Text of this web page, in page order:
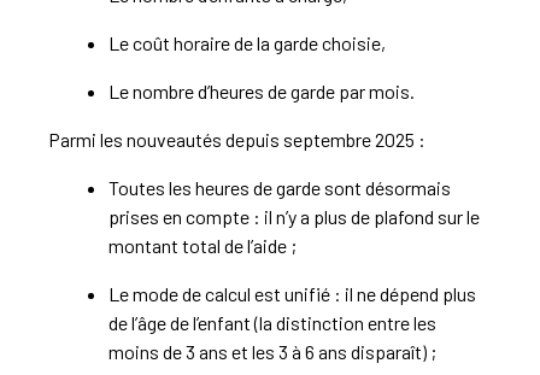
Le coût horaire de la garde choisie,
Le nombre d’heures de garde par mois.
Parmi les nouveautés depuis septembre 2025 :
Toutes les heures de garde sont désormais
prises en compte : il n’y a plus de plafond sur le
montant total de l’aide ;
Le mode de calcul est unifié : il ne dépend plus
de l’âge de l’enfant (la distinction entre les
moins de 3 ans et les 3 à 6 ans disparaît) ;